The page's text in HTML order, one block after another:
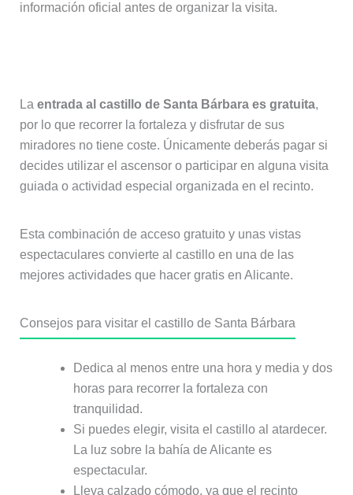
información oficial antes de organizar la visita.
La entrada al castillo de Santa Bárbara es gratuita,
por lo que recorrer la fortaleza y disfrutar de sus
miradores no tiene coste. Únicamente deberás pagar si
decides utilizar el ascensor o participar en alguna visita
guiada o actividad especial organizada en el recinto.
Esta combinación de acceso gratuito y unas vistas
espectaculares convierte al castillo en una de las
mejores actividades que hacer gratis en Alicante.
Consejos para visitar el castillo de Santa Bárbara
Dedica al menos entre una hora y media y dos
horas para recorrer la fortaleza con
tranquilidad.
Si puedes elegir, visita el castillo al atardecer.
La luz sobre la bahía de Alicante es
espectacular.
Lleva calzado cómodo, ya que el recinto